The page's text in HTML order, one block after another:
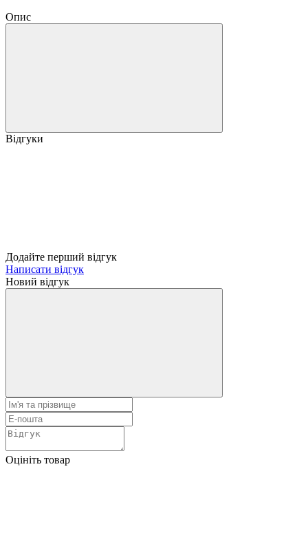
Опис
Відгуки
Додайте перший відгук
Написати відгук
Новий відгук
Оцініть товар